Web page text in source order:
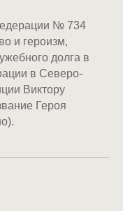
№ 734
и героизм,
долга в
в Северо-
Виктору
Героя